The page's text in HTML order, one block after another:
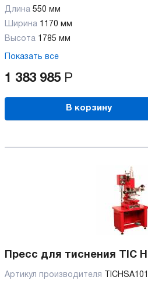
Длина 550 мм
Ширина 1170 мм
Высота 1785 мм
Показать все
1 383 985 Р
В корзину
Пресс для тиснения TIC
Артикул производителя